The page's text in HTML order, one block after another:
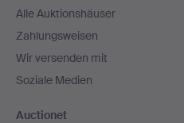
Alle Auktionshäuser
Zahlungsweisen
Wir versenden mit
Soziale Medien
Auctionet